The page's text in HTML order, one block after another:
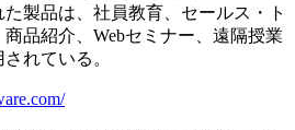
製品は、社員教育、セールス・ト
品紹介、Webセミナー、遠隔授業
れている。